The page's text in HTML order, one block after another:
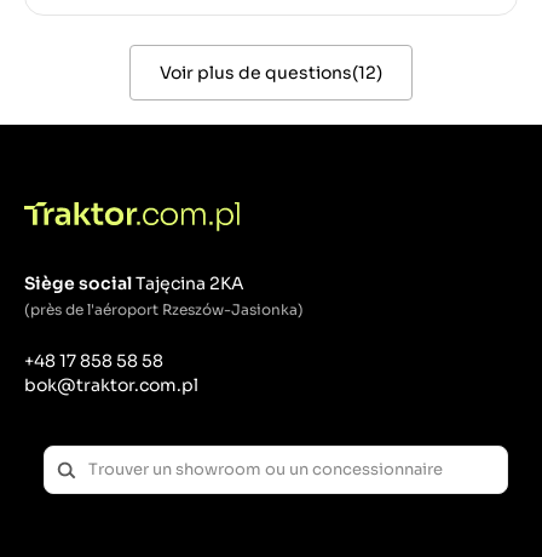
Voir plus de questions(12)
Siège socialTajęcina 2KA
(près de l'aéroport Rzeszów-Jasionka)
+48 17 858 58 58
bok@traktor.com.pl